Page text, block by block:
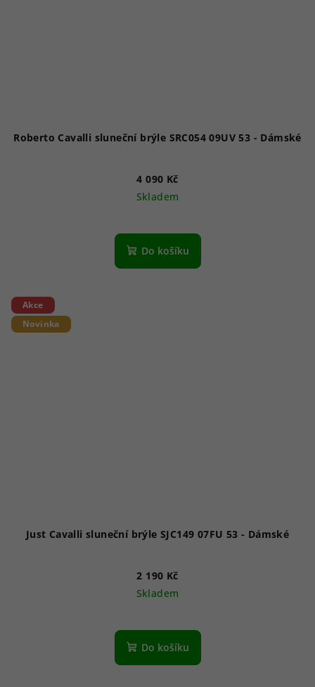
Roberto Cavalli sluneční brýle SRC054 09UV 53 - Dámské
4 090 Kč
Skladem
Do košíku
Akce
Novinka
Just Cavalli sluneční brýle SJC149 07FU 53 - Dámské
2 190 Kč
Skladem
Do košíku